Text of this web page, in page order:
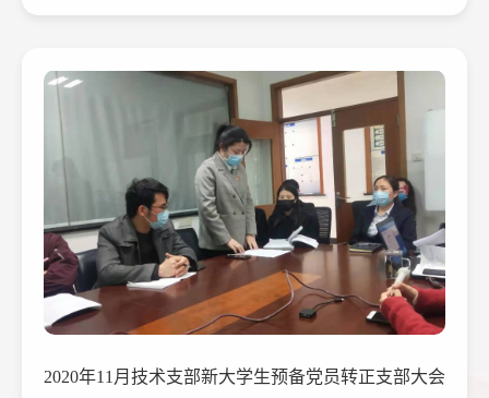
2020年11月技术支部新大学生预备党员转正支部大会